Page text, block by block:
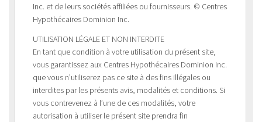
Inc. et de leurs sociétés affiliées ou fournisseurs. © Centres
Hypothécaires Dominion Inc.
UTILISATION LÉGALE ET NON INTERDITE
En tant que condition à votre utilisation du présent site,
vous garantissez aux Centres Hypothécaires Dominion Inc.
que vous n’utiliserez pas ce site à des fins illégales ou
interdites par les présents avis, modalités et conditions. Si
vous contrevenez à l’une de ces modalités, votre
autorisation à utiliser le présent site prendra fin